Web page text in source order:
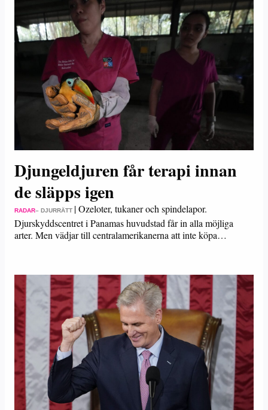
Djungeldjuren får terapi innan
de släpps igen
RADAR– DJURRÄTT |Ozeloter, tukaner och spindelapor.
Djurskyddscentret i Panamas huvudstad får in alla möjliga
arter. Men vädjar till centralamerikanerna att inte köpa…